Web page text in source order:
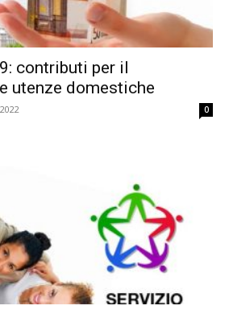
contributi per il
utenze domestiche
0